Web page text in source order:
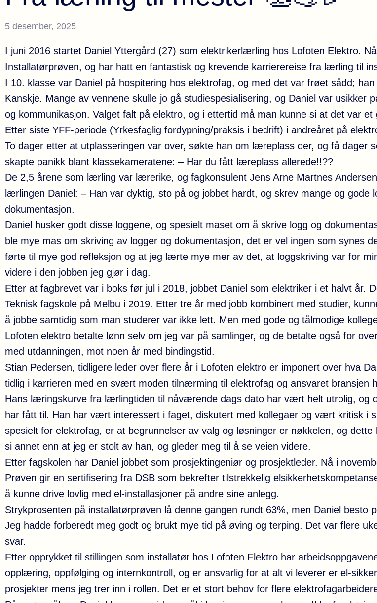
5 desember, 2025
I juni 2016 startet Daniel Yttergård (27) som elektrikerlærling hos Lofoten Elektro.
Installatørprøven, og har hatt en fantastisk og krevende karrierereise fra lærling til
I 10. klasse var Daniel på hospitering hos elektrofag, og med det var frøet sådd;
Kanskje. Mange av vennene skulle jo gå studiespesialisering, og Daniel var usikker
og kommunikasjon. Valget falt på elektro, og i ettertid må man kunne si at det var et
Etter siste YFF-periode (Yrkesfaglig fordypning/praksis i bedrift) i andreåret på
To dager etter at utplasseringen var over, søkte han om læreplass der, og få dager
skapte panikk blant klassekameratene: – Har du fått læreplass allerede!!??
De 2,5 årene som lærling var lærerike, og fagkonsulent Jens Arne Martnes
lærlingen Daniel: – Han var dyktig, sto på og jobbet hardt, og skrev mange og gode
dokumentasjon.
Daniel husker godt disse loggene, og spesielt maset om å skrive logg og
ble mye mas om skriving av logger og dokumentasjon, det er vel ingen som synes
førte til mye god refleksjon og at jeg lærte mye mer av det, at loggskriving var for
videre i den jobben jeg gjør i dag.
Etter at fagbrevet var i boks før jul i 2018, jobbet Daniel som elektriker i et halvt år.
Teknisk fagskole på Melbu i 2019. Etter tre år med jobb kombinert med studier,
å jobbe samtidig som man studerer var ikke lett. Men med gode og tålmodige
Lofoten elektro betalte lønn selv om jeg var på samlinger, og de betalte også for
med utdanningen, mot noen år med bindingstid.
Stian Pedersen, tidligere leder over flere år i Lofoten elektro er imponert over hva
tidlig i karrieren med en svært moden tilnærming til elektrofag og ansvaret bransjen
Hans læringskurve fra lærlingtiden til nåværende dags dato har vært helt utrolig, og
har fått til. Han har vært interessert i faget, diskutert med kollegaer og vært kritisk i
spesielt for elektrofag, er at begrunnelser av valg og løsninger er nøkkelen, og
si annet enn at jeg er stolt av han, og gleder meg til å se veien videre.
Etter fagskolen har Daniel jobbet som prosjektingeniør og prosjektleder. Nå i
Prøven gir en sertifisering fra DSB som bekrefter tilstrekkelig
å kunne drive lovlig med el-installasjoner på andre sine anlegg.
Strykprosenten på installatørprøven lå denne gangen rundt 63%, men Daniel besto
Jeg hadde forberedt meg godt og brukt mye tid på øving og terping. Det var flere
svar.
Etter opprykket til stillingen som installatør hos Lofoten Elektro har
opplæring, oppfølging og internkontroll, og er ansvarlig for at alt vi leverer er el-
prosjekter mens jeg trer inn i rollen. Det er et stort behov for flere